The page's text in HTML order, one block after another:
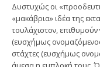
Δυστυχώς οι
«μακάβρια» ιδέα της
τουλάχιστον,
(ευσχήμως
στάχτες (ευσχήμως